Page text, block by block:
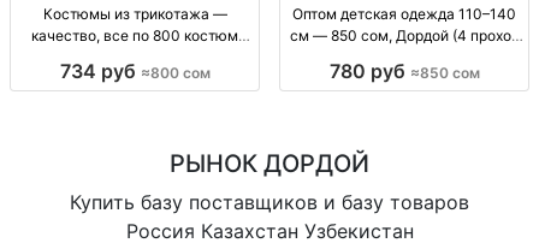
Костюмы из трикотажа —
качество, все по 800 костюм
мягк. трикотаж, унисекс/жен.,
734 руб ≈800 сом
Оптом детская одежда 110–140
см — 850 сом, Дордой (4 проход
110–140 см; цена 850 сом;
780 руб ≈850 сом
РЫНОК ДОРДОЙ
Купить базу поставщиков и базу товаров
Россия Казахстан Узбекистан